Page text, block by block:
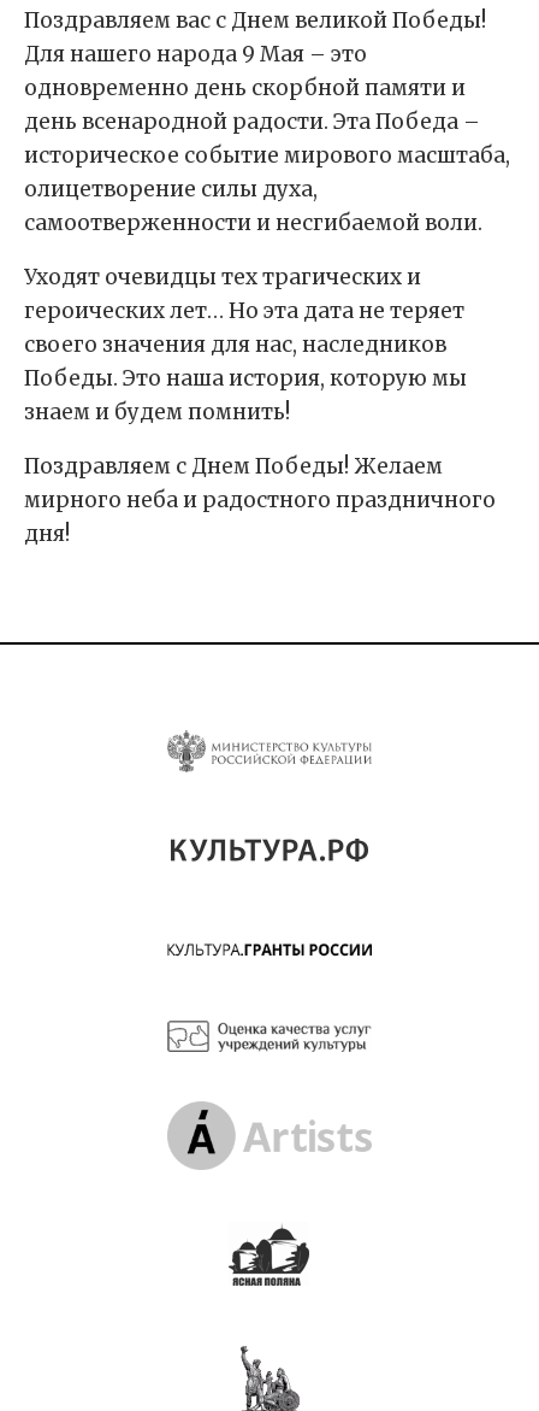
Поздравляем вас с Днем великой Победы!
Для нашего народа 9 Мая – это
одновременно день скорбной памяти и
день всенародной радости. Эта Победа –
историческое событие мирового масштаба,
олицетворение силы духа,
самоотверженности и несгибаемой воли.
Уходят очевидцы тех трагических и
героических лет… Но эта дата не теряет
своего значения для нас, наследников
Победы. Это наша история, которую мы
знаем и будем помнить!
Поздравляем с Днем Победы! Желаем
мирного неба и радостного праздничного
дня!